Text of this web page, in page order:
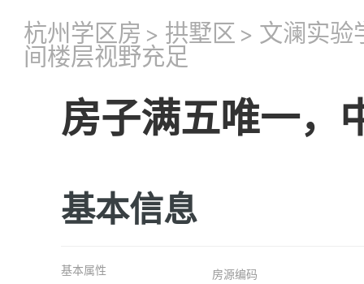
杭州学区房 > 拱墅区 > 文澜实验
间楼层视野充足
房子满五唯一，
基本信息
基本属性
房源编码